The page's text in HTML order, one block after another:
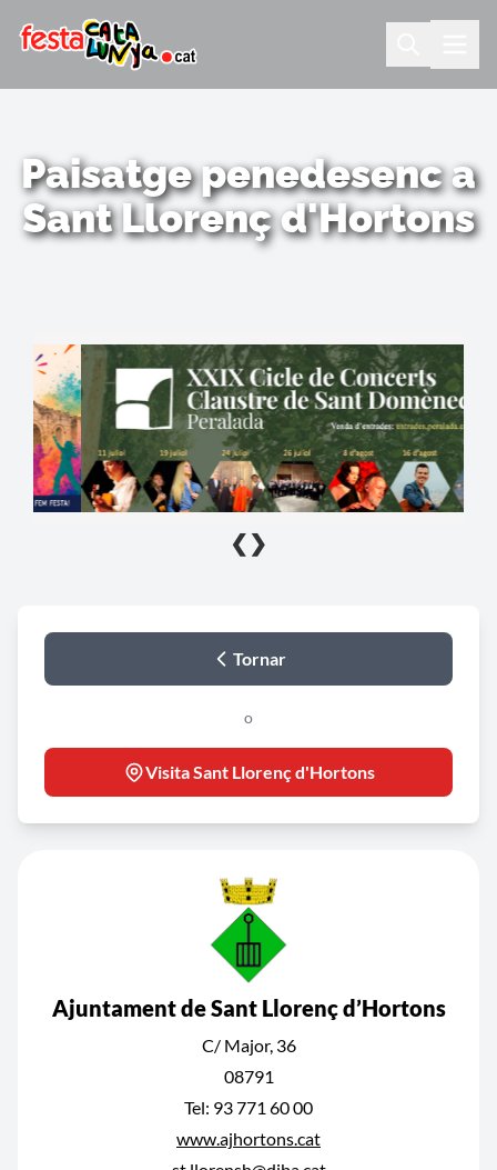
Paisatge penedesenc a
Sant Llorenç d'Hortons
❮ ❯
Tornar
o
Visita Sant Llorenç d'Hortons
Ajuntament de Sant Llorenç d’Hortons
C/ Major, 36
08791
Tel: 93 771 60 00
www.ajhortons.cat